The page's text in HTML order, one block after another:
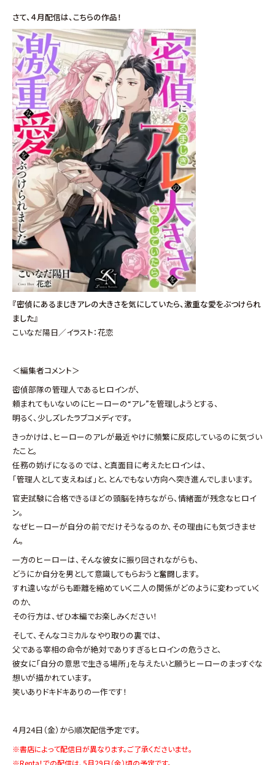
さて、４月配信は、こちらの作品！
『密偵にあるまじきアレの大きさを気にしていたら、激重な愛をぶつけられ
ました』
こいなだ陽日／イラスト：花恋
＜編集者コメント＞
密偵部隊の管理人であるヒロインが、
頼まれてもいないのにヒーローの“アレ”を管理しようとする、
明るく、少しズレたラブコメディです。
きっかけは、ヒーローのアレが最近やけに頻繁に反応しているのに気づい
たこと。
任務の妨げになるのでは、と真面目に考えたヒロインは、
「管理人として支えねば」と、とんでもない方向へ突き進んでしまいます。
官吏試験に合格できるほどの頭脳を持ちながら、情緒面が残念なヒロイ
ン。
なぜヒーローが自分の前でだけそうなるのか、その理由にも気づきませ
ん。
一方のヒーローは、そんな彼女に振り回されながらも、
どうにか自分を男として意識してもらおうと奮闘します。
すれ違いながらも距離を縮めていく二人の関係がどのように変わっていく
のか、
その行方は、ぜひ本編でお楽しみください！
そして、そんなコミカルなやり取りの裏では、
父である宰相の命令が絶対でありすぎるヒロインの危うさと、
彼女に「自分の意思で生きる場所」を与えたいと願うヒーローのまっすぐな
想いが描かれています。
笑いありドキドキありの一作です！
４月24日（金）から順次配信予定です。
※書店によって配信日が異なります。ご了承くださいませ。
※Renta！での配信は、5月29日（金）頃の予定です。